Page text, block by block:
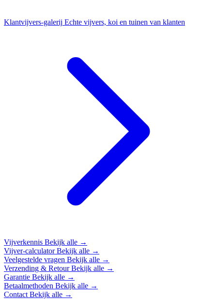
Klantvijvers-galerij Echte vijvers, koi en tuinen van klanten
Vijverkennis Bekijk alle →
Vijver-calculatorBekijk alle →
Veelgestelde vragen Bekijk alle →
Verzending & RetourBekijk alle →
Garantie Bekijk alle →
Betaalmethoden Bekijk alle →
Contact Bekijk alle →